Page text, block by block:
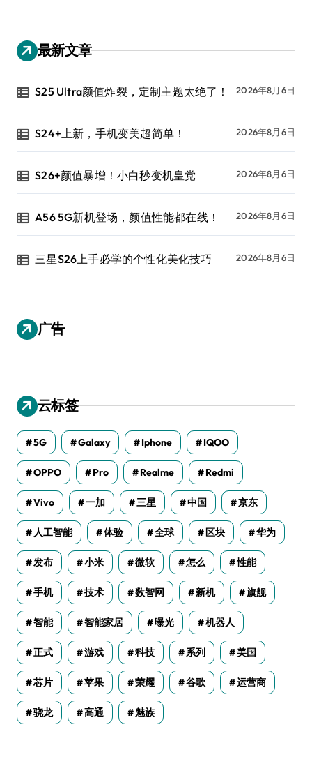
最新文章
S25 Ultra颜值炸裂，定制主题太绝了！ 2026年8月6日
S24+上新，手机变美超简单！ 2026年8月6日
S26+颜值暴增！小白秒变机皇党 2026年8月6日
A56 5G新机登场，颜值性能都在线！ 2026年8月6日
三星S26上手必学的个性化美化技巧 2026年8月6日
广告
云标签
5G Galaxy Iphone IQOO
OPPO Pro Realme Redmi
Vivo 一加 三星 中国 京东
人工智能 体验 全球 区块 华为
发布 小米 微软 怎么 性能
手机 技术 数智网 新机 旗舰
智能 智能家居 曝光 机器人
正式 游戏 科技 系列 美国
芯片 苹果 荣耀 谷歌 运营商
骁龙 高通 魅族